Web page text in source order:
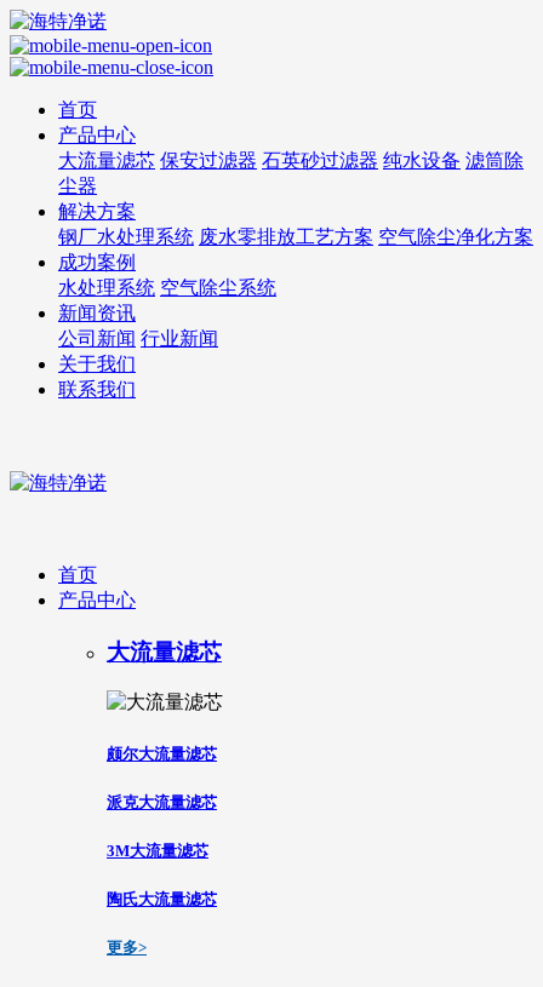
首页
产品中心
大流量滤芯 保安过滤器 石英砂过滤器 纯水设备 滤筒除
尘器
解决方案
钢厂水处理系统 废水零排放工艺方案 空气除尘净化方案
成功案例
水处理系统 空气除尘系统
新闻资讯
公司新闻 行业新闻
关于我们
联系我们
首页
产品中心
大流量滤芯
颇尔大流量滤芯
派克大流量滤芯
3M大流量滤芯
陶氏大流量滤芯
更多>